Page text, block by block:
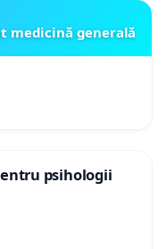
medicină generală
psihologii